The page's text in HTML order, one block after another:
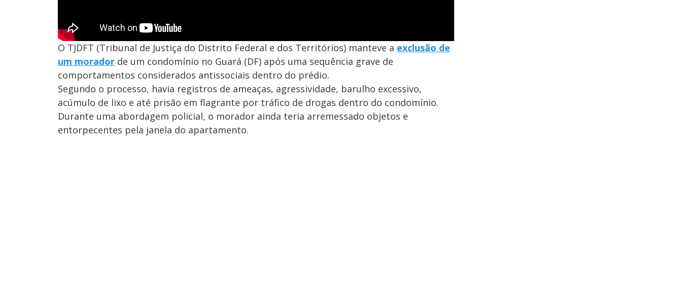
O TJDFT (Tribunal de Justiça do Distrito Federal e dos Territórios) manteve a exclusão de
um morador de um condomínio no Guará (DF) após uma sequência grave de
comportamentos considerados antissociais dentro do prédio.
Segundo o processo, havia registros de ameaças, agressividade, barulho excessivo,
acúmulo de lixo e até prisão em flagrante por tráfico de drogas dentro do condomínio.
Durante uma abordagem policial, o morador ainda teria arremessado objetos e
entorpecentes pela janela do apartamento.